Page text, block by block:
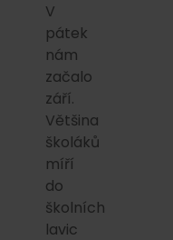
V
pátek
nám
začalo
září.
Většina
školáků
míří
do
školních
lavic